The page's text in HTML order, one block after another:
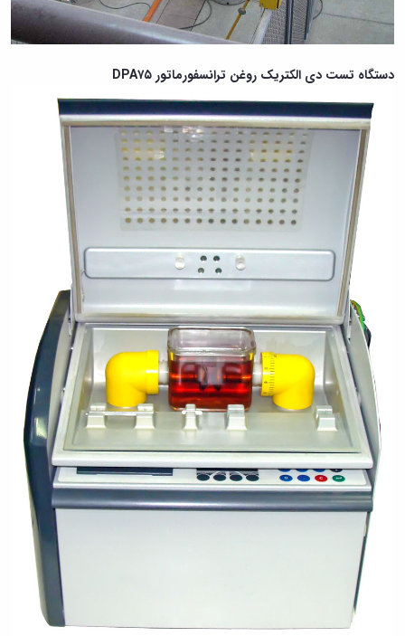
دستگاه تست دی الکتریک روغن ترانسفورماتور DPA۷۵